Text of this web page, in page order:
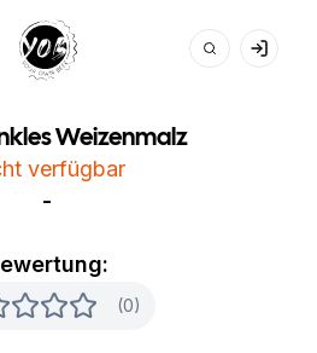
Your Own Beer
Weizenmalz
(0)
verfügbar
-